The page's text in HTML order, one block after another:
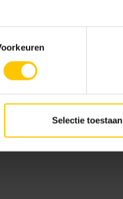
Selectie toestaan